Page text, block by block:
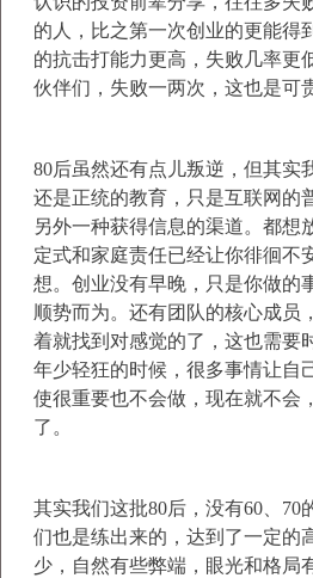
的人，比之第一次创业的更能得
的抗击打能力更高，失败几率更
伙伴们，失败一两次，这也是可
80后虽然还有点儿叛逆，但其实
还是正统的教育，只是互联网的
另外一种获得信息的渠道。都想
定式和家庭责任已经让你徘徊不
想。创业没有早晚，只是你做的
顺势而为。还有团队的核心成员
着就找到对感觉的了，这也需要
年少轻狂的时候，很多事情让自
使很重要也不会做，现在就不会
了。
其实我们这批80后，没有60、70
们也是练出来的，达到了一定的
少，自然有些弊端，眼光和格局